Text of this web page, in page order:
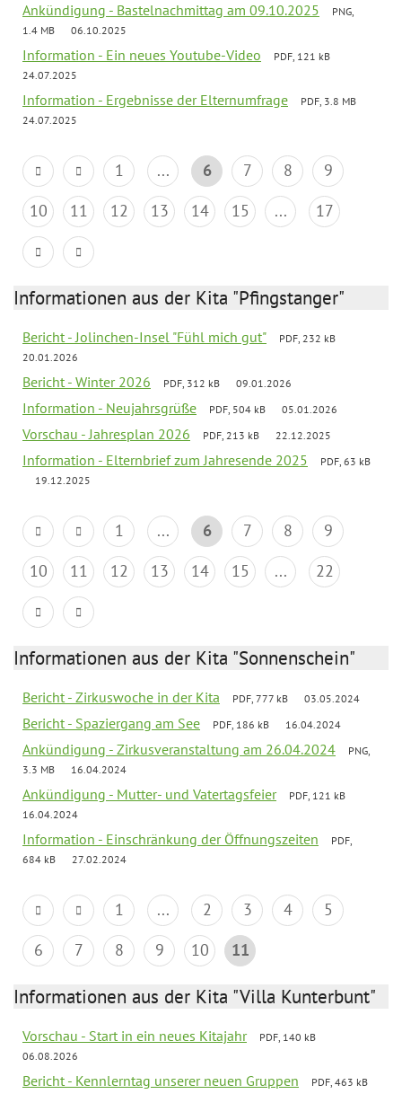
Ankündigung - Bastelnachmittag am 09.10.2025
PNG,
1.4 MB
06.10.2025
Information - Ein neues Youtube-Video
PDF, 121 kB
24.07.2025
Information - Ergebnisse der Elternumfrage
PDF, 3.8 MB
24.07.2025
1 ... 6 7 8
9
10
11 12 13 14 15 ... 17
Informationen aus der Kita "Pfingstanger"
Bericht - Jolinchen-Insel "Fühl mich gut"
PDF, 232 kB
20.01.2026
Bericht - Winter 2026 PDF, 312 kB 09.01.2026
Information - Neujahrsgrüße PDF, 504 kB 05.01.2026
Vorschau - Jahresplan 2026 PDF, 213 kB 22.12.2025
Information - Elternbrief zum Jahresende 2025
PDF, 63 kB
19.12.2025
1 ... 6 7 8
9
10
11 12 13 14 15 ... 22
Informationen aus der Kita "Sonnenschein"
Bericht - Zirkuswoche in der Kita PDF, 777 kB 03.05.2024
Bericht - Spaziergang am See PDF, 186 kB 16.04.2024
Ankündigung - Zirkusveranstaltung am 26.04.2024
PNG,
3.3 MB
16.04.2024
Ankündigung - Mutter- und Vatertagsfeier
PDF, 121 kB
16.04.2024
Information - Einschränkung der Öffnungszeiten
PDF,
684 kB
27.02.2024
1 ... 2 3 4
5
6
7 8 9 10 11
Informationen aus der Kita "Villa Kunterbunt"
Vorschau - Start in ein neues Kitajahr
PDF, 140 kB
06.08.2026
Bericht - Kennlerntag unserer neuen Gruppen PDF, 463 kB